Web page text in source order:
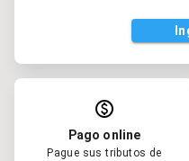
paid
Pago online
Pague sus tributos de